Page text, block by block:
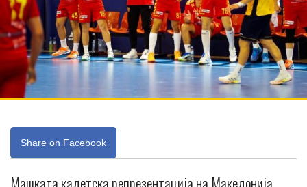
Share on Facebook